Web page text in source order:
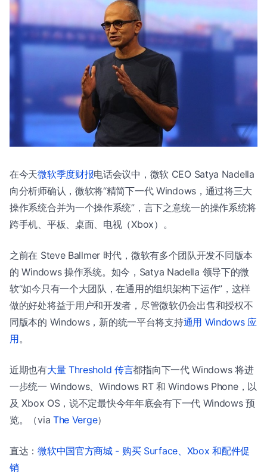
在今天微软季度财报电话会议中，微软 CEO Satya Nadella
向分析师确认，微软将“精简下一代 Windows，通过将三大
操作系统合并为一个操作系统”，言下之意统一的操作系统将
跨手机、平板、桌面、电视（Xbox）。
之前在 Steve Ballmer 时代，微软有多个团队开发不同版本
的 Windows 操作系统。如今，Satya Nadella 领导下的微
软“如今只有一个大团队，在通用的组织架构下运作”，这样
做的好处将益于用户和开发者，尽管微软仍会出售和授权不
同版本的 Windows，新的统一平台将支持通用 Windows 应
用。
近期也有大量 Threshold 传言都指向下一代 Windows 将进
一步统一 Windows、Windows RT 和 Windows Phone，以
及 Xbox OS，说不定最快今年年底会有下一代 Windows 预
览。（via The Verge）
直达：微软中国官方商城 - 购买 Surface、Xbox 和配件促
销